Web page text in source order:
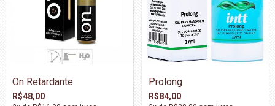
On Retardante
R$48,00
Prolong
R$84,00